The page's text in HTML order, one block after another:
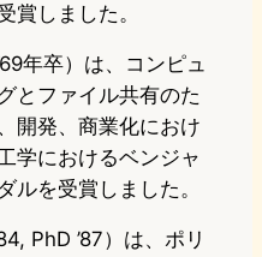
賞しました。
年卒）は、コンピュ
とファイル共有のた
開発、商業化におけ
学におけるベンジャ
ルを受賞しました。
PhD ’87）は、ポリ